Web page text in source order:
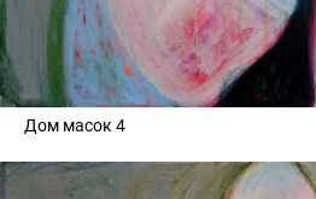
Дом масок 4